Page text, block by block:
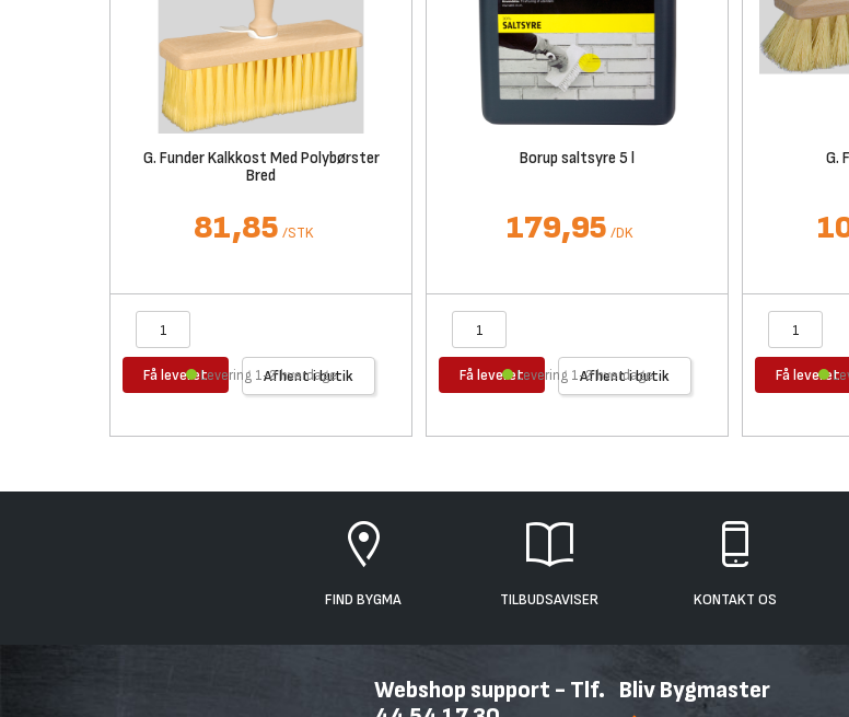
G. Funder Kalkkost Med Polybørster
Bred
81,85 /STK
Få leveret Afhent i butik
Levering 1-2 hverdage
Borup saltsyre 5 l
179,95 /DK
Få leveret Afhent i butik
Levering 1-2 hverdage
G.
Få leveret
FIND BYGMA TILBUDSAVISER KONTAKT OS
Webshop support - Tlf. Bliv Bygmaster